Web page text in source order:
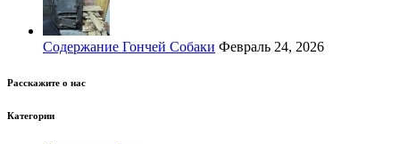
Содержание Гончей Собаки Февраль 24, 2026
Расскажите о нас
Категории